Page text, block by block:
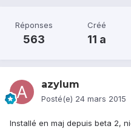
Réponses
563
Créé
11 a
azylum
Posté(e) 24 mars 2015
Installé en maj depuis beta 2,